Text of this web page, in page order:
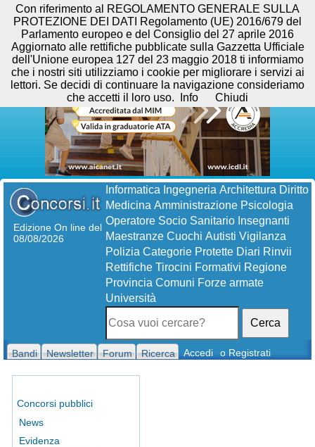
Edizione On line del
08/08/2026
Informatica Ingegneria Architettura Diritto
Medicina Amministrazione Psicologia
Operatore Socio Sanitario Insegnanti
Maestranze Cuochi Autisti Vigilanza
Polizia Categorie Protette Diari Rinvii
Rettifiche Tirocini Formativi Regione
Provincia Comuni Forze armate
Università
Cerca
Bandi Newsletter Forum Ricerca Accedi o Registrati
Concorsi pubblici
News
Evidenza
Con riferimento al REGOLAMENTO GENERALE SULLA
PROTEZIONE DEI DATI Regolamento (UE) 2016/679 del
Parlamento europeo e del Consiglio del 27 aprile 2016
Aggiornato alle rettifiche pubblicate sulla Gazzetta Ufficiale
dell'Unione europea 127 del 23 maggio 2018 ti informiamo
che i nostri siti utilizziamo i cookie per migliorare i servizi ai
lettori. Se decidi di continuare la navigazione consideriamo
che accetti il loro uso.
Info Chiudi